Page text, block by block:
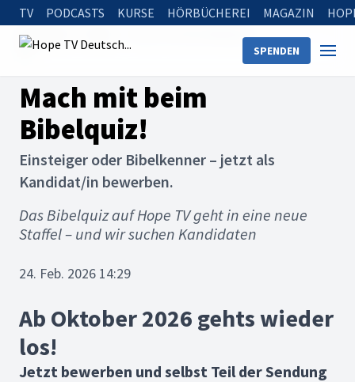
TV PODCASTS KURSE HÖRBÜCHEREI MAGAZIN
SPENDEN
Startseite Mach mit beim Bibelquiz!
Mach mit beim
Bibelquiz!
Einsteiger oder Bibelkenner – jetzt als
Kandidat/in bewerben.
Das Bibelquiz auf Hope TV geht in eine neue
Staffel – und wir suchen Kandidaten
24. Feb. 2026 14:29
Ab Oktober 2026 gehts wieder
los!
Jetzt bewerben und selbst Teil der Sendung